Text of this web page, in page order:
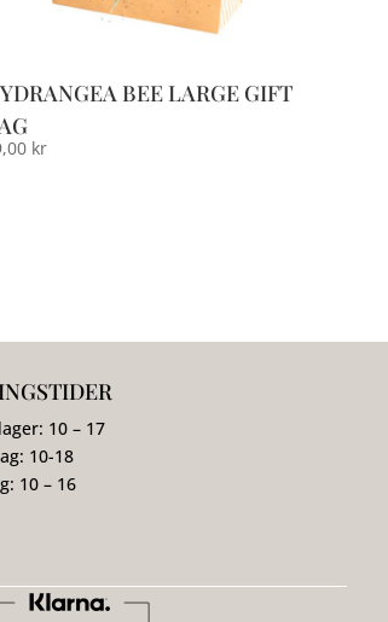
BEE LARGE GIFT
kr
10 – 17
10-18
10 – 16